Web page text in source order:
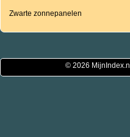
Zwarte zonnepanelen
© 2026 MijnIndex.nl